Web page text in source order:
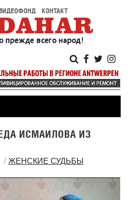
КОНТАКТ
ИСМАИЛОВА ИЗ
ЖЕНСКИЕ СУДЬБЫ